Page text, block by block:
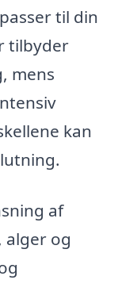
til din
tilbyder
mens
kan
af
og